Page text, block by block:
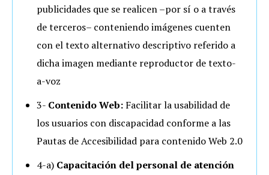
publicidades que se realicen –por sí o a través
de terceros– conteniendo imágenes cuenten
con el texto alternativo descriptivo referido a
dicha imagen mediante reproductor de texto-
a-voz
3- Contenido Web: Facilitar la usabilidad de
los usuarios con discapacidad conforme a las
Pautas de Accesibilidad para contenido Web 2.0
4-a) Capacitación del personal de atención